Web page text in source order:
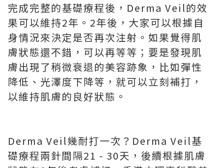
完成完整的基礎療程後，Derma Veil的效
果可以維持2年。2年後，大家可以根據自
身情況來決定是否再次注射。如果覺得肌
膚狀態還不錯，可以再等等；要是發現肌
膚出現了稍微衰退的美容跡象，比如彈性
降低、光澤度下降等，就可以立刻補打，
以維持肌膚的良好狀態。
Derma Veil幾耐打一次？Derma Veil基
礎療程兩針間隔21 - 30天，後續根據肌膚